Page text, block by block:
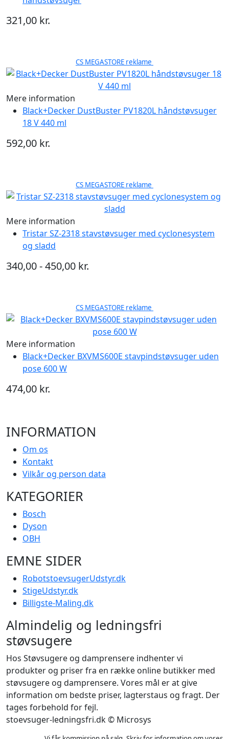
321,00 kr.
CS MEGASTORE reklame
Mere information
Black+Decker DustBuster PV1820L håndstøvsuger
18 V 440 ml
592,00 kr.
CS MEGASTORE reklame
Mere information
Tristar SZ-2318 stavstøvsuger med cyclonesystem
og sladd
340,00 - 450,00 kr.
CS MEGASTORE reklame
Mere information
Black+Decker BXVMS600E stavpindstøvsuger uden
pose 600 W
474,00 kr.
INFORMATION
Om os
Kontakt
Vilkår og person data
KATEGORIER
Bosch
Dyson
OBH
EMNE SIDER
RobotstoevsugerUdstyr.dk
StigeUdstyr.dk
Billigste-Maling.dk
Almindelig og ledningsfri
støvsugere
Hos Støvsugere og damprensere indhenter vi
produkter og priser fra en række online butikker med
støvsugere og damprensere. Vores mål er at give
information om bedste priser, lagterstaus og fragt. Der
tages forbehold for fejl.
stoevsuger-ledningsfri.dk © Microsys